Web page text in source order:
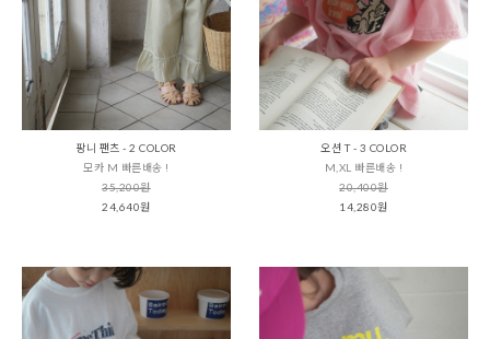
팡니 팬츠 - 2 COLOR
모카 M 빠른배송 !
35,200원
24,640원
오션 T - 3 COLOR
M,XL 빠른배송 !
20,400원
14,280원